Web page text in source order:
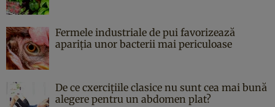
Fermele industriale de pui favorizează
apariția unor bacterii mai periculoase
De ce cxercițiile clasice nu sunt cea mai bună
alegere pentru un abdomen plat?